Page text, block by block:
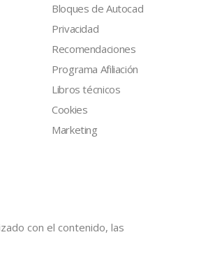
Bloques de Autocad
Privacidad
Recomendaciones
Programa Afiliación
Libros técnicos
Cookies
Marketing
con el contenido, las